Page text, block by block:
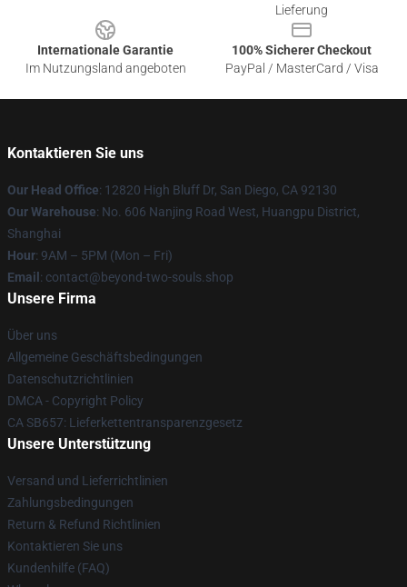
Lieferung
Internationale Garantie
Im Nutzungsland angeboten
100% Sicherer Checkout
PayPal / MasterCard / Visa
Kontaktieren Sie uns
Our Head Office: 12820 High Bluff Dr, San Diego, CA 92130
Our Warehouse: No. 606 Nanjing Road West, Huangpu District,
Shanghai
Hour: 9AM – 5PM (Mon – Fri)
Email : contact@beyond-two-souls.shop
Unsere Firma
Über uns
Allgemeine Geschäftsbedingungen
Datenschutzrichtlinien
DMCA - Copyright Policy
CA SB657: Lieferkettentransparenzgesetz
Unsere Unterstützung
Versand und Lieferrichtlinien
Zahlungsbedingungen
Return & Refund Richtlinien
Kontaktieren Sie uns
Kundenhilfe (FAQ)